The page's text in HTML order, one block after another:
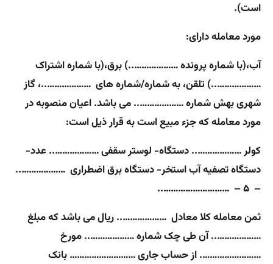
است).
مورد معامله دارای:
آب،(با شماره پرونده ………………..) برق،(با شماره اشتراک
………………..) تلقن، به شماره/شماره های ………………..، گاز
شهری بهش شماره ……………….. می باشد. اعیان منصوبه در
مورد معامله که جزء مبیع است به قرار ذیل است:
کولر ……………….. دستگاه- لوستر سقفی ……………….. عدد-
دستگاه تصفیه آب استخر- دستگاه برق اضطراری ………………..
– ۵ – ………………………..
ثمن معامله کلا معادل ……………….. ریال می باشد که مبلغ
……………….. آن طی چک شماره ……………….. مورخ
……………………. از حساب جاری ……………………… بانک